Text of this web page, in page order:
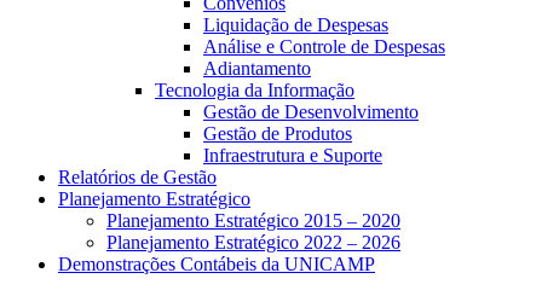
Liquidação de Despesas
Análise e Controle de Despesas
Adiantamento
Tecnologia da Informação
Gestão de Desenvolvimento
Gestão de Produtos
Infraestrutura e Suporte
Relatórios de Gestão
Planejamento Estratégico
Planejamento Estratégico 2015 – 2020
Planejamento Estratégico 2022 – 2026
Demonstrações Contábeis da UNICAMP